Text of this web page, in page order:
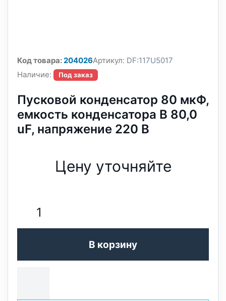
Код товара:204026Артикул: DF:117U5017
Наличие:
Под заказ
Пусковой конденсатор 80 мкФ,
емкость конденсатора В 80,0
uF, напряжение 220 В
Цену уточняйте
В корзину